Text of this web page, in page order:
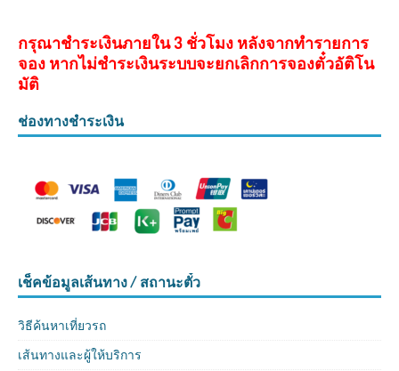
กรุณาชำระเงินภายใน 3 ชั่วโมง หลังจากทำรายการ
จอง หากไม่ชำระเงินระบบจะยกเลิกการจองตั๋วอัติโน
มัติ
ช่องทางชำระเงิน
เช็คข้อมูลเส้นทาง / สถานะตั๋ว
วิธีค้นหาเที่ยวรถ
เส้นทางและผู้ให้บริการ